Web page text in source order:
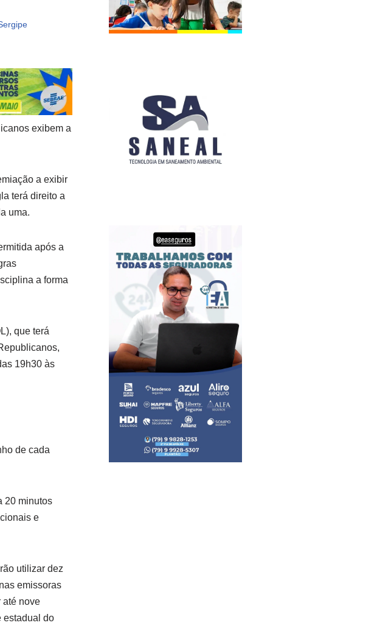
exibem a
a exibir
terá direito a
uma.
após a
a forma
que terá
19h30 às
de cada
20 minutos
e
utilizar dez
emissoras
até nove
estadual do